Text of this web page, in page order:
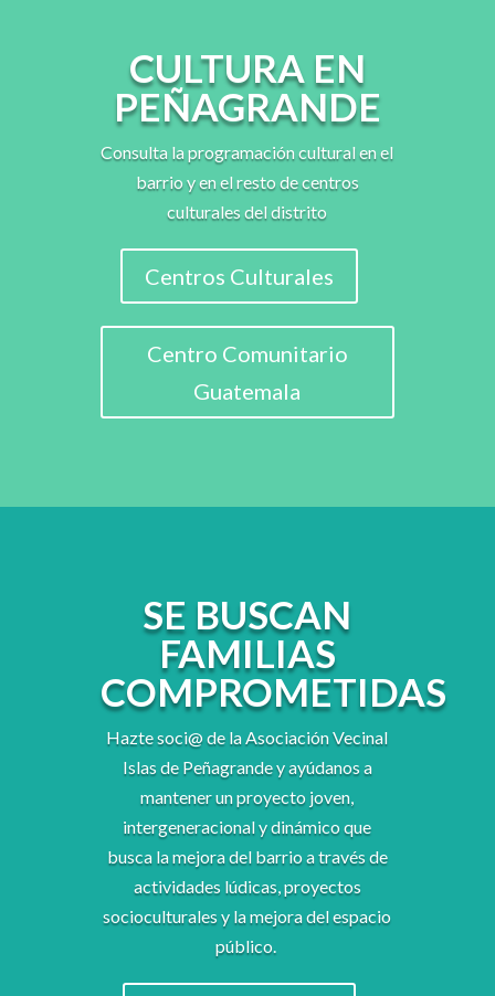
CULTURA EN
PEÑAGRANDE
Consulta la programación cultural en el
barrio y en el resto de centros
culturales del distrito
Centros Culturales
Centro Comunitario
Guatemala
SE BUSCAN
FAMILIAS
COMPROMETIDAS
Hazte soci@ de la Asociación Vecinal
Islas de Peñagrande y ayúdanos a
mantener un proyecto joven,
intergeneracional y dinámico que
busca la mejora del barrio a través de
actividades lúdicas, proyectos
socioculturales y la mejora del espacio
público.